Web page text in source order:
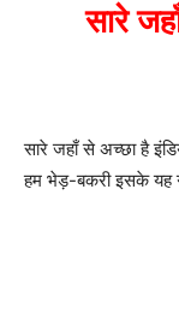
सारे
सारे जहाँ से अच्छा है
हम भेड़-बकरी इसके यह